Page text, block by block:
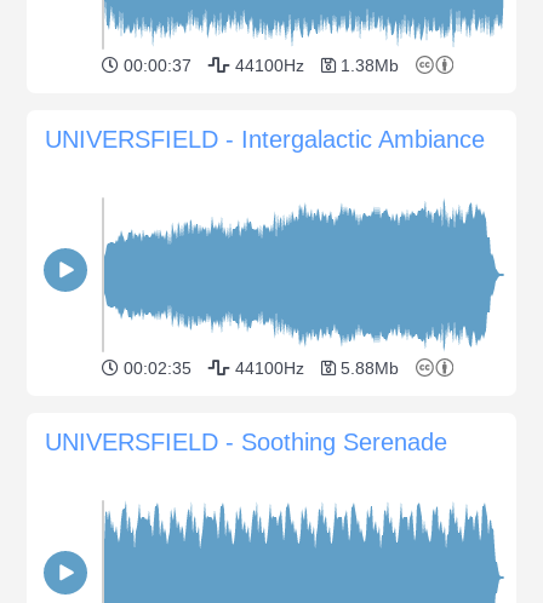
00:00:37 44100Hz 1.38Mb
UNIVERSFIELD - Intergalactic Ambiance
00:02:35 44100Hz 5.88Mb
UNIVERSFIELD - Soothing Serenade